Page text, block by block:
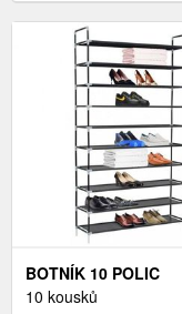
BOTNÍK 10 POLIC
DEKORHOME
10 kousků